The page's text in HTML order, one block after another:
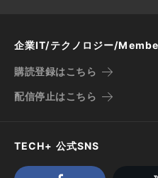
企業IT/テクノロジー/
購読登録はこちら
配信停止はこちら
TECH+ 公式SNS